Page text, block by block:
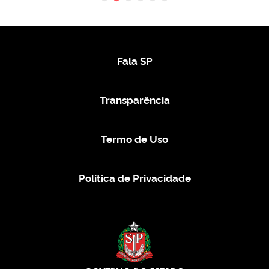
Fala SP
Transparência
Termo de Uso
Política de Privacidade